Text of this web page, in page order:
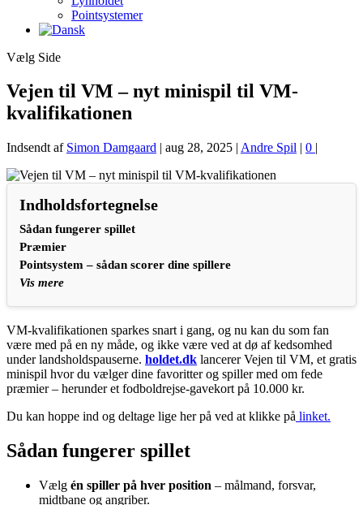
Pointsystemer
Vælg Side
Vejen til VM – nyt minispil til VM-
kvalifikationen
Indsendt af Simon Damgaard | aug 28, 2025 | Andre Spil | 0 |
Indholdsfortegnelse
Sådan fungerer spillet
Præmier
Pointsystem – sådan scorer dine spillere
Vis mere
VM-kvalifikationen sparkes snart i gang, og nu kan du som fan
være med på en ny måde, og ikke være ved at dø af kedsomhed
under landsholdspauserne. holdet.dk lancerer Vejen til VM, et gratis
minispil hvor du vælger dine favoritter og spiller med om fede
præmier – herunder et fodboldrejse-gavekort på 10.000 kr.
Du kan hoppe ind og deltage lige her på ved at klikke på linket.
Sådan fungerer spillet
Vælg én spiller på hver position – målmand, forsvar,
midtbane og angriber.